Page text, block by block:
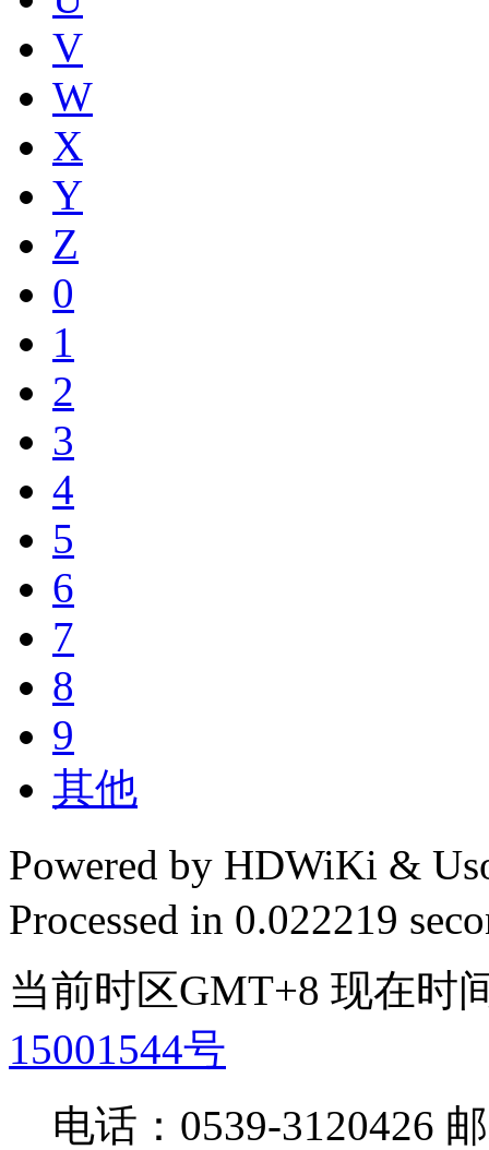
V
W
X
Y
Z
0
1
2
3
4
5
6
7
8
9
其他
Powered by HDWiKi &
Processed in 0.022219
当前时区GMT+8 现在时
15001544号
电话：0539-3120426